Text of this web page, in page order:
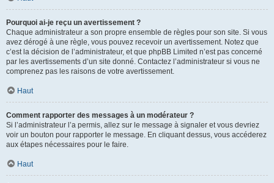
Pourquoi ai-je reçu un avertissement ?
Chaque administrateur a son propre ensemble de règles pour son site. Si vous
avez dérogé à une règle, vous pouvez recevoir un avertissement. Notez que
c’est la décision de l’administrateur, et que phpBB Limited n’est pas concerné
par les avertissements d’un site donné. Contactez l’administrateur si vous ne
comprenez pas les raisons de votre avertissement.
Haut
Comment rapporter des messages à un modérateur ?
Si l’administrateur l’a permis, allez sur le message à signaler et vous devriez
voir un bouton pour rapporter le message. En cliquant dessus, vous accéderez
aux étapes nécessaires pour le faire.
Haut